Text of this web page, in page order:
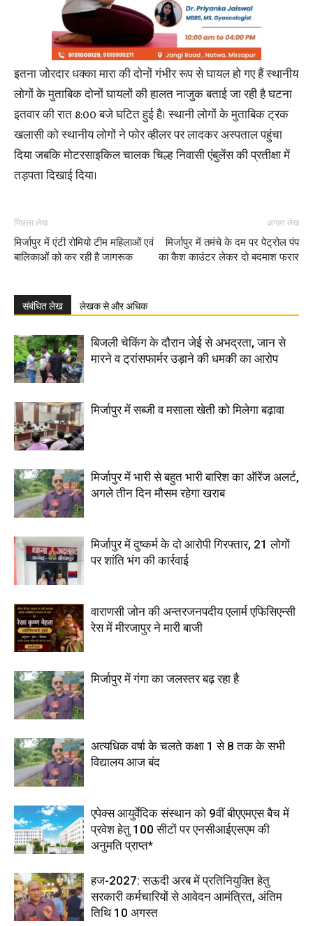
इतना जोरदार धक्का मारा की दोनों गंभीर रूप से घायल हो गए हैं स्थानीय
लोगों के मुताबिक दोनों घायलों की हालत नाजुक बताई जा रही है घटना
इतवार की रात 8:00 बजे घटित हुई है। स्थानी लोगों के मुताबिक ट्रक
खलासी को स्थानीय लोगों ने फोर व्हीलर पर लादकर अस्पताल पहुंचा
दिया जबकि मोटरसाइकिल चालक चिल्ह निवासी एंबुलेंस की प्रतीक्षा में
तड़पता दिखाई दिया।
पिछला लेख
मिर्जापुर में एंटी रोमियो टीम महिलाओं एवं
बालिकाओं को कर रही है जागरूक
अगला लेख
मिर्जापुर में तमंचे के दम पर पेट्रोल पंप
का कैश काउंटर लेकर दो बदमाश फरार
संबंधित लेख लेखक से और अधिक
बिजली चेकिंग के दौरान जेई से अभद्रता, जान से
मारने व ट्रांसफार्मर उड़ाने की धमकी का आरोप
मिर्जापुर में सब्जी व मसाला खेती को मिलेगा बढ़ावा
मिर्जापुर में भारी से बहुत भारी बारिश का ऑरेंज अलर्ट,
अगले तीन दिन मौसम रहेगा खराब
मिर्जापुर में दुष्कर्म के दो आरोपी गिरफ्तार, 21 लोगों
पर शांति भंग की कार्रवाई
वाराणसी जोन की अन्तरजनपदीय एलार्म एफिसिएन्सी
रेस में मीरजापुर ने मारी बाजी
मिर्जापुर में गंगा का जलस्तर बढ़ रहा है
अत्यधिक वर्षा के चलते कक्षा 1 से 8 तक के सभी
विद्यालय आज बंद
एपेक्स आयुर्वेदिक संस्थान को 9वीं बीएएमएस बैच में
प्रवेश हेतु 100 सीटों पर एनसीआईएसएम की
अनुमति प्राप्त*
हज-2027: सऊदी अरब में प्रतिनियुक्ति हेतु
सरकारी कर्मचारियों से आवेदन आमंत्रित, अंतिम
तिथि 10 अगस्त